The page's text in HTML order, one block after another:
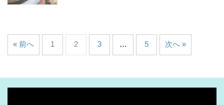
« 前へ 1 2 3 … 5 次へ »